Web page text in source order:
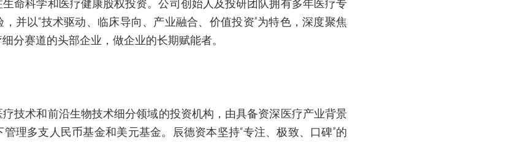
生命科学和医疗健康股权投资。公司创始人及投研团队拥有多年医疗专
并以“技术驱动、临床导向、产业融合、价值投资”为特色，深度聚焦
分赛道的头部企业，做企业的长期赋能者。
技术和前沿生物技术细分领域的投资机构，由具备资深医疗产业背景
理多支人民币基金和美元基金。辰德资本坚持“专注、极致、口碑”的